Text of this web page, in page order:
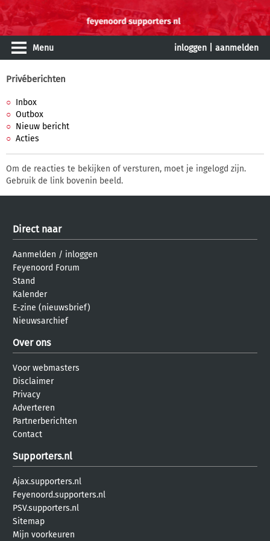
Menu inloggen aanmelden
Privéberichten
Inbox
Outbox
Nieuw bericht
Acties
Om de reacties te bekijken of versturen, moet je ingelogd zijn.
Gebruik de link bovenin beeld.
Direct naar
Aanmelden / inloggen
Feyenoord Forum
Stand
Kalender
E-zine (nieuwsbrief)
Nieuwsarchief
Over ons
Voor webmasters
Disclaimer
Privacy
Adverteren
Partnerberichten
Contact
Supporters.nl
Ajax.supporters.nl
Feyenoord.supporters.nl
PSV.supporters.nl
Sitemap
Mijn voorkeuren